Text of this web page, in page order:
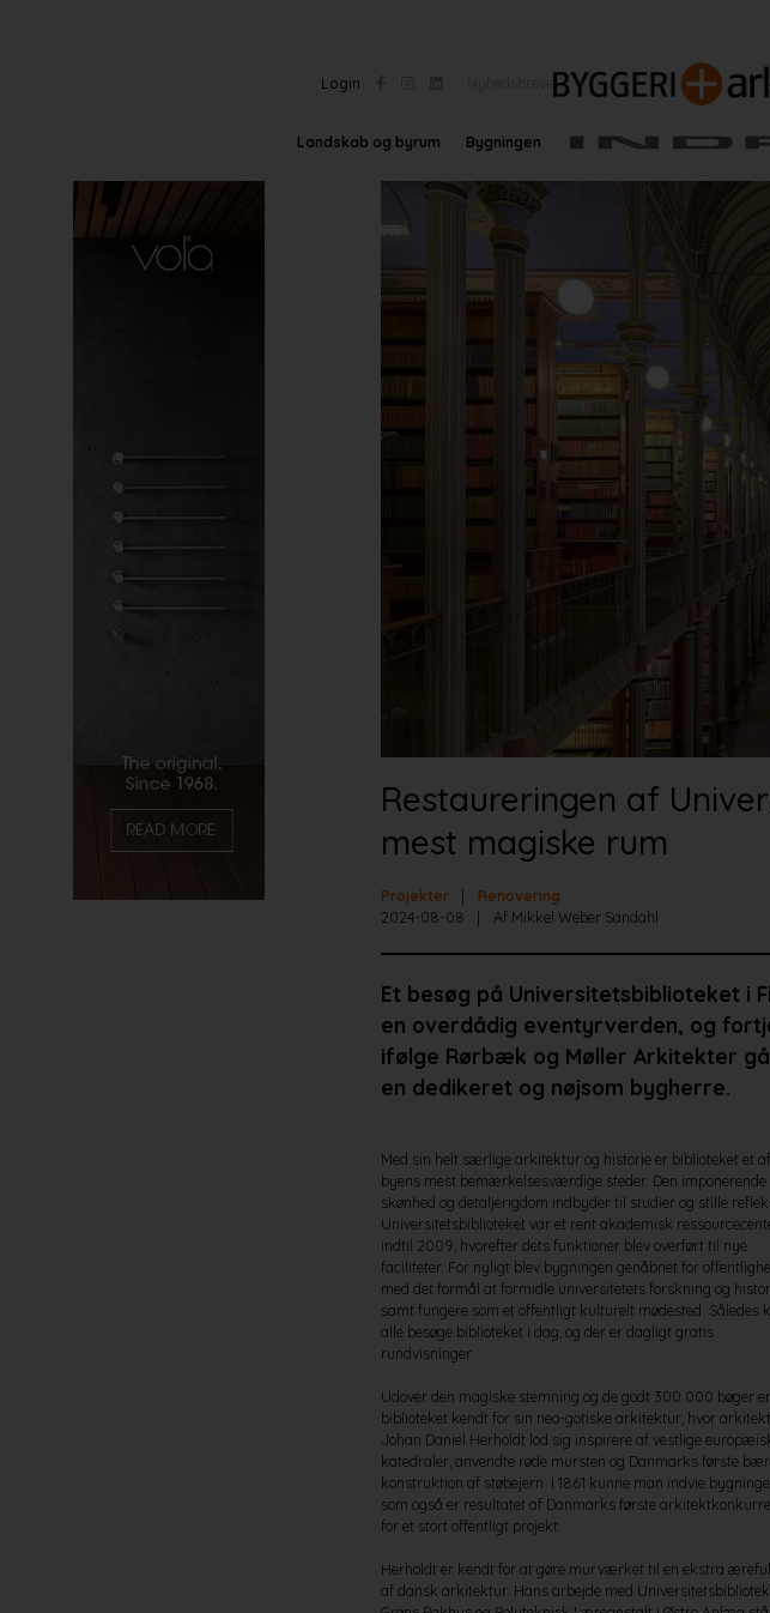
Login
Landskab og byrum Bygningen
Restaureringen af
mest magiske rum
Projekter
Renovering
2024-08-08
Af Mikkel Weber Sandahl
Et besøg på Universitetsbiblioteket i
en overdådig eventyrverden, og
ifølge Rørbæk og Møller Arkitekter
en dedikeret og nøjsom bygherre.
Med sin helt særlige arkitektur og historie er biblioteket et af
byens mest bemærkelsesværdige steder. Den imponerende
skønhed og detaljerigdom indbyder til studier og stille
Universitetsbiblioteket var et rent akademisk
indtil 2009, hvorefter dets funktioner blev overført til nye
faciliteter. For nyligt blev bygningen genåbnet for
med det formål at formidle universitetets forskning og
samt fungere som et offentligt kulturelt mødested. Således
alle besøge biblioteket i dag, og der er dagligt gratis
rundvisninger.
Udover den magiske stemning og de godt 300.000 bøger er
biblioteket kendt for sin neo-gotiske arkitektur, hvor
Johan Daniel Herholdt lod sig inspirere af vestlige
katedraler, anvendte røde mursten og Danmarks første
konstruktion af støbejern. I 1861 kunne man indvie
som også er resultatet af Danmarks første
for et stort offentligt projekt.
Herholdt er kendt for at gøre murværket til en ekstra
af dansk arkitektur. Hans arbejde med